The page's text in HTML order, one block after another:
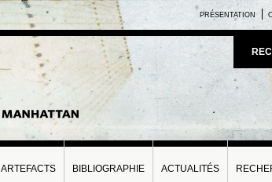
PRÉSENTATION
ARTEFACTS BIBLIOGRAPHIE ACTUALITÉS